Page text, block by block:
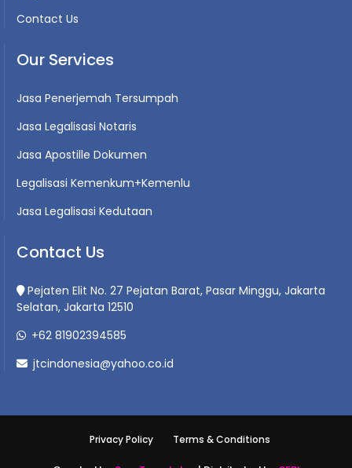
Contact Us
Our Services
Jasa Penerjemah Tersumpah
Jasa Legalisasi Notaris
Jasa Apostille Dokumen
Legalisasi Kemenkum+Kemenlu
Jasa Legalisasi Kedutaan
Contact Us
Pejaten Elit No. 27 Pejatan Barat, Pasar Minggu, Jakarta
Selatan, Jakarta 12510
+62 81902394585
jtcindonesia@yahoo.co.id
Privacy Policy Terms & Conditions